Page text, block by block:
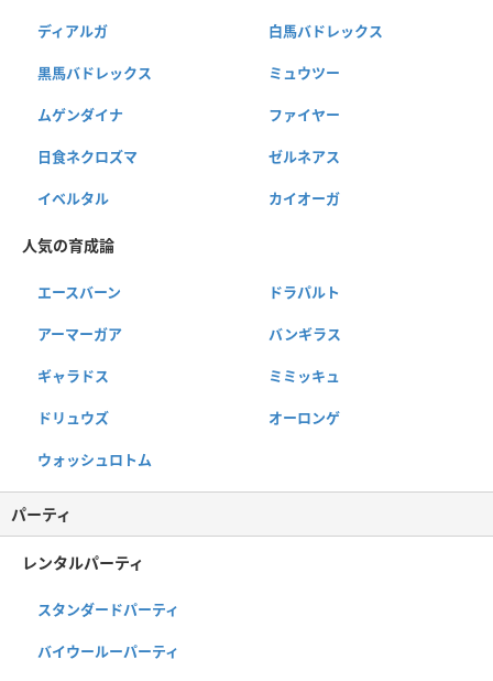
ディアルガ 白馬バドレックス
黒馬バドレックス ミュウツー
ムゲンダイナ ファイヤー
日食ネクロズマ ゼルネアス
イベルタル カイオーガ
人気の育成論
エースバーン ドラパルト
アーマーガア バンギラス
ギャラドス ミミッキュ
ドリュウズ オーロンゲ
ウォッシュロトム
パーティ
レンタルパーティ
スタンダードパーティ
バイウールーパーティ